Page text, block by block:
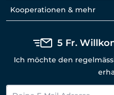
Kooperationen & mehr
5 Fr.
Ich möchte den